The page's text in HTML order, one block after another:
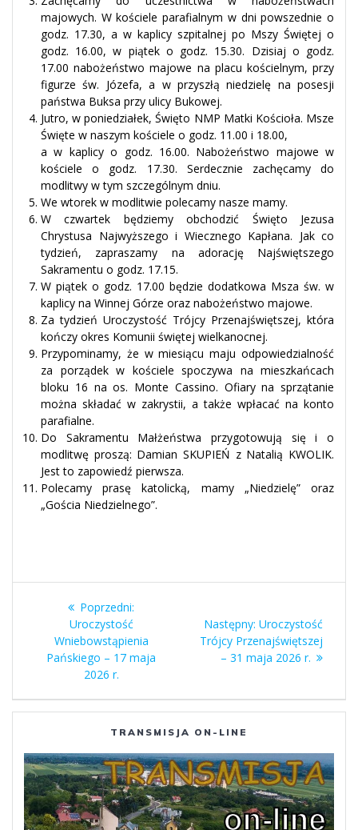
majowych. W kościele parafialnym w dni powszednie o
godz. 17.30, a w kaplicy szpitalnej po Mszy Świętej o
godz. 16.00, w piątek o godz. 15.30. Dzisiaj o godz.
17.00 nabożeństwo majowe na placu kościelnym, przy
figurze św. Józefa, a w przyszłą niedzielę na posesji
państwa Buksa przy ulicy Bukowej.
Jutro, w poniedziałek, Święto NMP Matki Kościoła. Msze
Święte w naszym kościele o godz. 11.00 i 18.00,
a w kaplicy o godz. 16.00. Nabożeństwo majowe w
kościele o godz. 17.30. Serdecznie zachęcamy do
modlitwy w tym szczególnym dniu.
We wtorek w modlitwie polecamy nasze mamy.
W czwartek będziemy obchodzić Święto Jezusa
Chrystusa Najwyższego i Wiecznego Kapłana. Jak co
tydzień, zapraszamy na adorację Najświętszego
Sakramentu o godz. 17.15.
W piątek o godz. 17.00 będzie dodatkowa Msza św. w
kaplicy na Winnej Górze oraz nabożeństwo majowe.
Za tydzień Uroczystość Trójcy Przenajświętszej, która
kończy okres Komunii świętej wielkanocnej.
Przypominamy, że w miesiącu maju odpowiedzialność
za porządek w kościele spoczywa na mieszkańcach
bloku 16 na os. Monte Cassino. Ofiary na sprzątanie
można składać w zakrystii, a także wpłacać na konto
parafialne.
Do Sakramentu Małżeństwa przygotowują się i o
modlitwę proszą: Damian SKUPIEŃ z Natalią KWOLIK.
Jest to zapowiedź pierwsza.
Polecamy prasę katolicką, mamy „Niedzielę” oraz
„Gościa Niedzielnego”.
Nawigacja
wpisu
Poprzedni:
Uroczystość
Wniebowstąpienia
Pańskiego – 17 maja
2026 r.
Następny: Następny
wpis:
Uroczystość
Trójcy Przenajświętszej
– 31 maja 2026 r.
TRANSMISJA ON-LINE